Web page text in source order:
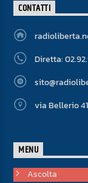
CONTATTI
Diretta:
via Bellerio
MENU
Ascolta